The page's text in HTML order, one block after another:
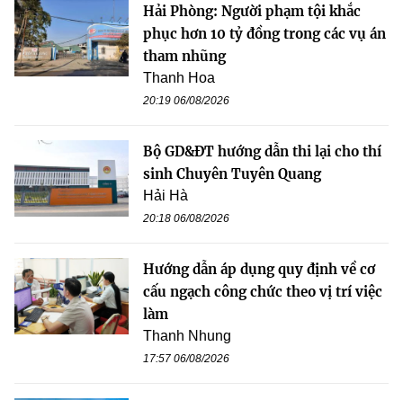
Hải Phòng: Người phạm tội khắc
phục hơn 10 tỷ đồng trong các vụ án
tham nhũng
Thanh Hoa
20:19 06/08/2026
Bộ GD&ĐT hướng dẫn thi lại cho thí
sinh Chuyên Tuyên Quang
Hải Hà
20:18 06/08/2026
Hướng dẫn áp dụng quy định về cơ
cấu ngạch công chức theo vị trí việc
làm
Thanh Nhung
17:57 06/08/2026